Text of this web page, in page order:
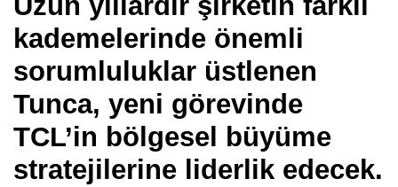
kademelerinde önemli
sorumluluklar üstlenen
Tunca, yeni görevinde
TCL’in bölgesel büyüme
stratejilerine liderlik edecek.